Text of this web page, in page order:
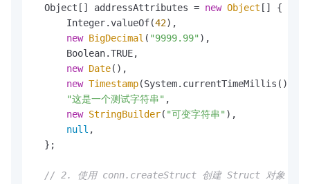
  Object[] addressAttributes =
new Object [] {
      Integer.valueOf(
42),
new BigDecimal ( "9999.99" ),
      Boolean.TRUE,
new Date(),
new Timestamp(System.currentTimeMillis()),
"这是一个测试字符串" ,
new StringBuilder( "可变字符串" ),
null ,
  };
// 2. 使用 conn.createStruct 创建 Struct 对象